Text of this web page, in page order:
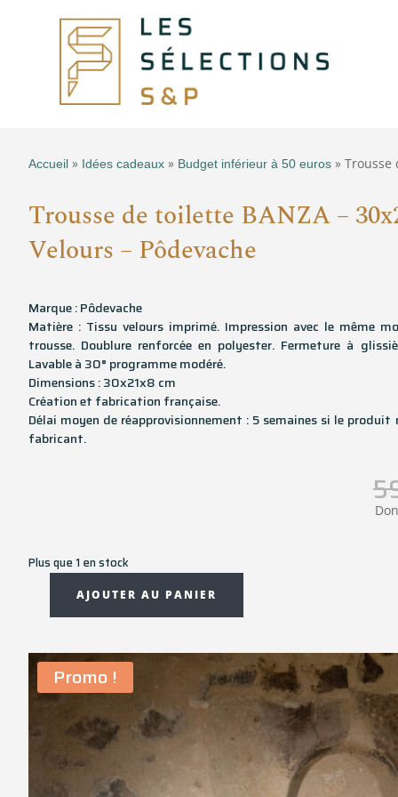
Accueil » Idées cadeaux » Budget inférieur à 50 euros » Trousse
Trousse de toilette BANZA –
Velours – Pôdevache
Marque : Pôdevache
Matière : Tissu velours imprimé. Impression avec le même
trousse. Doublure renforcée en polyester. Fermeture à
Lavable à 30° programme modéré.
Dimensions : 30x21x8 cm
Création et fabrication française.
Délai moyen de réapprovisionnement : 5 semaines si le produit
fabricant.
Plus que 1 en stock
de
toilette
30x21x8
AJOUTER AU PANIER
Promo !